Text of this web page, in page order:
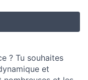
? Tu souhaites
et